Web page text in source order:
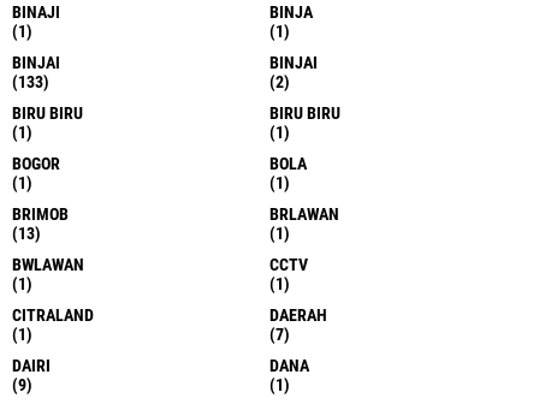
BINAJI
(1)
BINJA
(1)
BINJAI
(133)
BINJAI
(2)
BIRU BIRU
(1)
BIRU BIRU
(1)
BOGOR
(1)
BOLA
(1)
BRIMOB
(13)
BRLAWAN
(1)
BWLAWAN
(1)
CCTV
(1)
CITRALAND
(1)
DAERAH
(7)
DAIRI
(9)
DANA
(1)